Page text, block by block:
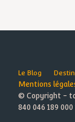
Le Blog
Mentions
© Copyright -
840 046 189 000